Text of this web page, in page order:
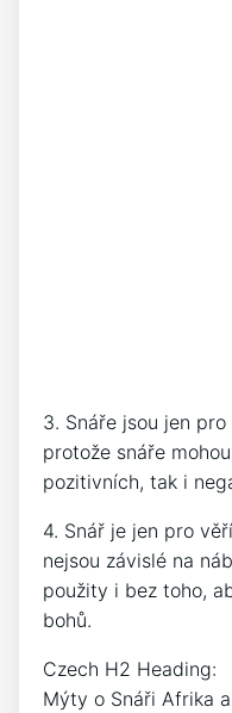
3. Snáře jsou jen
protože snáře
pozitivních, tak i
4. Snář je jen pro
nejsou závislé na
použity i bez toho,
bohů.
Czech H2 Heading:
Mýty o Snáři Afrika